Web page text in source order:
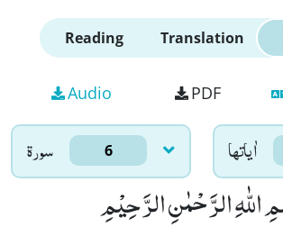
Reading Translation
Audio PDF
سورۃ 6 اٰياتها
اللّٰهِ الرَّحْمٰنِ الرَّحِیْمِ